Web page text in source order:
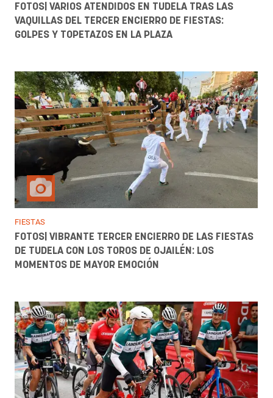
FOTOS| VARIOS ATENDIDOS EN TUDELA TRAS LAS
VAQUILLAS DEL TERCER ENCIERRO DE FIESTAS:
GOLPES Y TOPETAZOS EN LA PLAZA
FIESTAS
FOTOS| VIBRANTE TERCER ENCIERRO DE LAS FIESTAS
DE TUDELA CON LOS TOROS DE OJAILÉN: LOS
MOMENTOS DE MAYOR EMOCIÓN